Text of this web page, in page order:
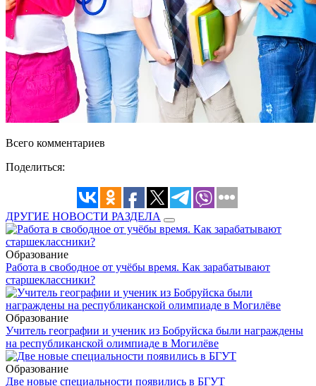
Всего комментариев
Поделиться:
ДРУГИЕ НОВОСТИ РАЗДЕЛА
Образование
Работа в свободное от учёбы время. Как зарабатывают
старшеклассники?
Образование
Учитель географии и ученик из Бобруйска были награждены
на республиканской олимпиаде в Могилёве
Образование
Две новые специальности появились в БГУТ